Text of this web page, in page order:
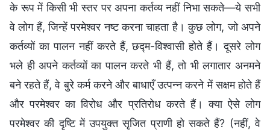
के रूप में किसी भी स्तर पर अपना कर्तव्य नहीं निभा सकते—ये सभी
वे लोग हैं, जिन्हें परमेश्वर नष्ट करना चाहता है। कुछ लोग, जो अपने
कर्तव्यों का पालन नहीं करते हैं, छद्म-विश्वासी होते हैं। दूसरे लोग
भले ही अपने कर्तव्यों का पालन करते भी हैं, तो भी लगातार अनमने
बने रहते हैं, वे बुरे कर्म करने और बाधाएँ उत्पन्न करने में सक्षम होते हैं
और परमेश्वर का विरोध और प्रतिरोध करते हैं। क्या ऐसे लोग
परमेश्वर की दृष्टि में उपयुक्त सृजित प्राणी हो सकते हैं? (नहीं, वे